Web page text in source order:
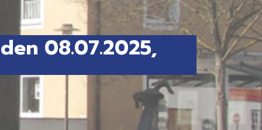
08.07.2025,